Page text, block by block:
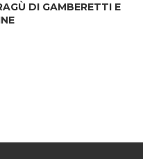
DI GAMBERETTI E